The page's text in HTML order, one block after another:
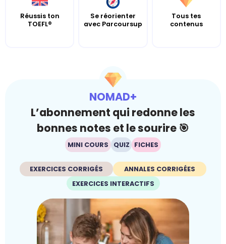
Réussis ton
TOEFL®
Se réorienter
avec Parcoursup
Tous tes
contenus
NOMAD+
L’abonnement qui redonne les
bonnes notes et le sourire 🎯
MINI COURS QUIZ FICHES
EXERCICES CORRIGÉS
ANNALES CORRIGÉES
EXERCICES INTERACTIFS